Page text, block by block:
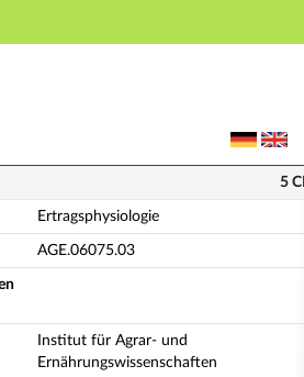
Hauptnavigation
(Vollständige
5
Ertragsphysiologie
AGE.06075.03
Institut für Agrar- und
Ernährungswissenschaften